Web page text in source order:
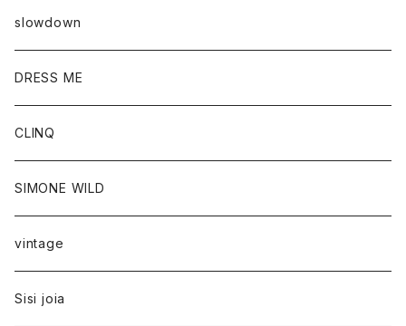
slowdown
DRESS ME
CLINQ
SIMONE WILD
vintage
Sisi joia